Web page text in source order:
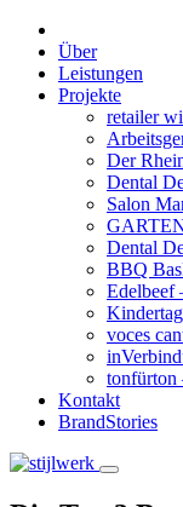
Über
Leistungen
Projekte
retailer
Der
Dental
Salon
Dental
BBQ
Edelbeef
voces
tonfürton
Kontakt
BrandStories